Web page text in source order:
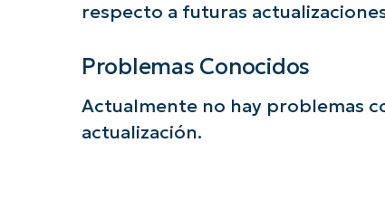
respecto a futuras
Problemas Conocidos
Actualmente no hay problemas
actualización.